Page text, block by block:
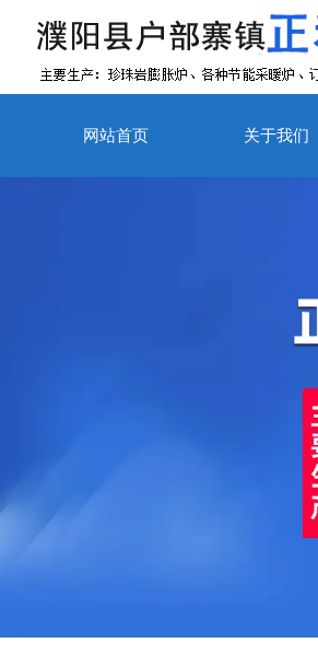
网站首页 关于我们